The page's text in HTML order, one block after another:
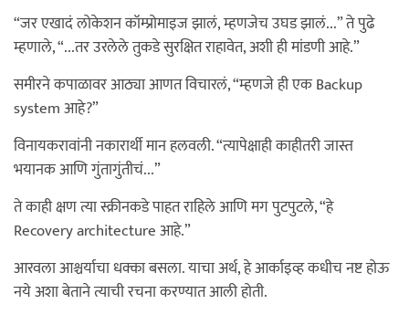
“जर एखादं लोकेशन कॉम्प्रोमाइज झालं, म्हणजेच उघड झालं...” ते पुढे
म्हणाले, “...तर उरलेले तुकडे सुरक्षित राहावेत, अशी ही मांडणी आहे.”
समीरने कपाळावर आठ्या आणत विचारलं, “म्हणजे ही एक Backup
system आहे?”
विनायकरावांनी नकारार्थी मान हलवली. “त्यापेक्षाही काहीतरी जास्त
भयानक आणि गुंतागुंतीचं...”
ते काही क्षण त्या स्क्रीनकडे पाहत राहिले आणि मग पुटपुटले, “हे
Recovery architecture आहे.”
आरवला आश्चर्याचा धक्का बसला. याचा अर्थ, हे आर्काइव्ह कधीच नष्ट होऊ
नये अशा बेताने त्याची रचना करण्यात आली होती.